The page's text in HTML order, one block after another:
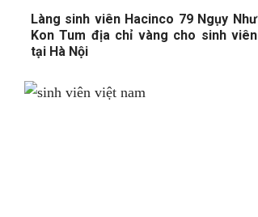
Làng sinh viên Hacinco 79 Ngụy Như
Kon Tum địa chỉ vàng cho sinh viên
tại Hà Nội